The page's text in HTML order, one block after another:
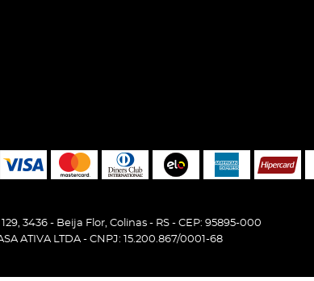
3436- Beija Flor, Colinas- RS- CEP: 95895-000
ATIVA LTDA - CNPJ: 15.200.867/0001-68